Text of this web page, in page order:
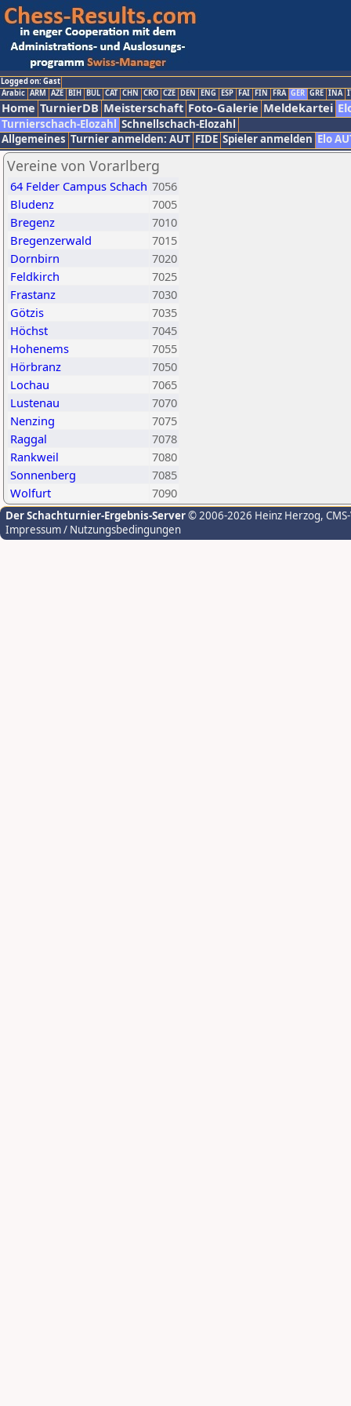
Logged on: Gast
Arabic ARM AZE BIH BUL CAT CHN CRO CZE DEN ENG ESP FAI FIN FRA GER GRE INA
Home TurnierDB Meisterschaft Foto-Galerie Meldekartei
Turnierschach-Elozahl Schnellschach-Elozahl
Allgemeines Turnier anmelden: AUT FIDE Spieler anmelden Elo
Vereine von Vorarlberg
64 Felder Campus Schach 7056
Bludenz
7005
Bregenz
7010
Bregenzerwald
7015
Dornbirn
7020
Feldkirch
7025
Frastanz
7030
Götzis
7035
Höchst
7045
Hohenems
7055
Hörbranz
7050
Lochau
7065
Lustenau
7070
Nenzing
7075
Raggal
7078
Rankweil
7080
Sonnenberg
7085
Wolfurt
7090
Der Schachturnier-Ergebnis-Server© 2006-2026 Heinz Herzog,
Impressum / Nutzungsbedingungen